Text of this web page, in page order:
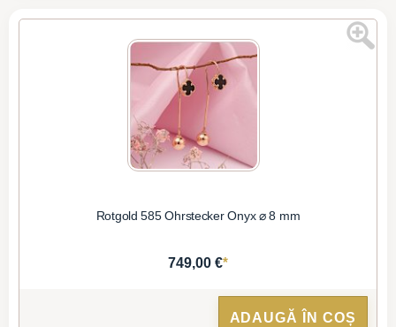
Rotgold 585 Ohrstecker Onyx ⌀ 8 mm
749,00 €*
ADAUGĂ ÎN COȘ